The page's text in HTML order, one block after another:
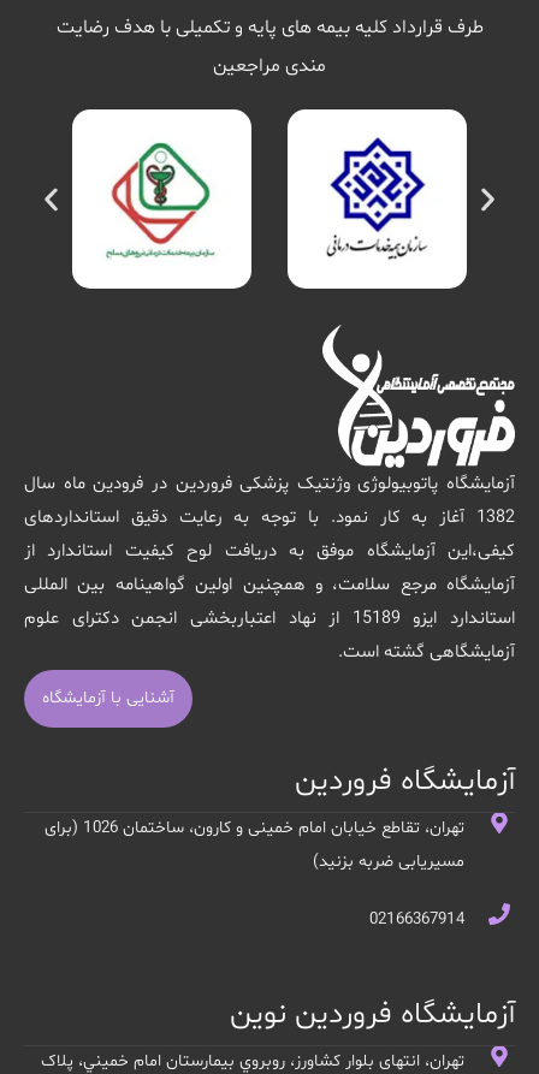
طرف قرارداد کلیه بیمه های پایه و تکمیلی با هدف رضایت
مندی مراجعین
آزمایشگاه پاتوبیولوژی وژنتیک پزشکی فروردین در فرودین ماه سال
1382 آغاز به کار نمود. با توجه به رعایت دقیق استانداردهای
کیفی،این آزمایشگاه موفق به دریافت لوح کیفیت استاندارد از
آزمایشگاه مرجع سلامت، و همچنین اولین گواهینامه بین المللی
استاندارد ایزو 15189 از نهاد اعتباربخشی انجمن دکترای علوم
آزمایشگاهی گشته است.
آشنایی با آزمایشگاه
آزمایشگاه فروردین
تهران، تقاطع خیابان امام خمینی و کارون، ساختمان 1026 (برای
مسیریابی ضربه بزنید)
02166367914
آزمایشگاه فروردین نوین
تهران، انتهای بلوار کشاورز، روبروي بيمارستان امام خميني، پلاک